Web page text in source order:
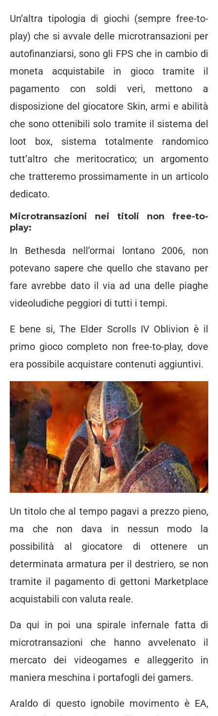
Un’altra tipologia di giochi (sempre free-to-
play) che si avvale delle microtransazioni per
autofinanziarsi, sono gli FPS che in cambio di
moneta acquistabile in gioco tramite il
pagamento con soldi veri, mettono a
disposizione del giocatore Skin, armi e abilità
che sono ottenibili solo tramite il sistema del
loot box, sistema totalmente randomico
tutt’altro che meritocratico; un argomento
che tratteremo prossimamente in un articolo
dedicato.
Microtransazioni nei titoli non free-to-
play:
In Bethesda nell’ormai lontano 2006, non
potevano sapere che quello che stavano per
fare avrebbe dato il via ad una delle piaghe
videoludiche peggiori di tutti i tempi.
E bene si, The Elder Scrolls IV Oblivion è il
primo gioco completo non free-to-play, dove
era possibile acquistare contenuti aggiuntivi.
Un titolo che al tempo pagavi a prezzo pieno,
ma che non dava in nessun modo la
possibilità al giocatore di ottenere un
determinata armatura per il destriero, se non
tramite il pagamento di gettoni Marketplace
acquistabili con valuta reale.
Da qui in poi una spirale infernale fatta di
microtransazioni che hanno avvelenato il
mercato dei videogames e alleggerito in
maniera meschina i portafogli dei gamers.
Araldo di questo ignobile movimento è EA,